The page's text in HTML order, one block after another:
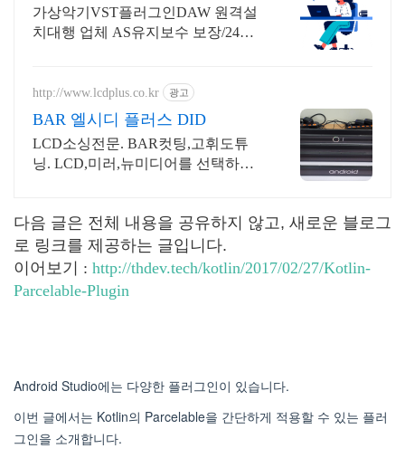
상악기플러그인 원격설치대행
가상악기VST플러그인DAW 원격설
치대행 업체 AS유지보수 보장/24시
수 보장/24시간 상담
http://www.lcdplus.co.kr 광고
BAR 엘시디 플러스 DID
LCD소싱전문. BAR컷팅,고휘도튜
닝. LCD,미러,뉴미디어를 선택하여
다음 글은 전체 내용을 공유하지 않고, 새로운 블로그
로 링크를 제공하는 글입니다.
이어보기 : http://thdev.tech/kotlin/2017/02/27/Kotlin-
Parcelable-Plugin
Android Studio에는 다양한 플러그인이 있습니다.
이번 글에서는 Kotlin의 Parcelable을 간단하게 적용할 수 있는 플러
그인을 소개합니다.